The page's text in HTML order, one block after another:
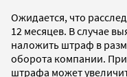
Ожидается, что
12 месяцев. В случае
наложить штраф в
оборота компании.
штрафа может